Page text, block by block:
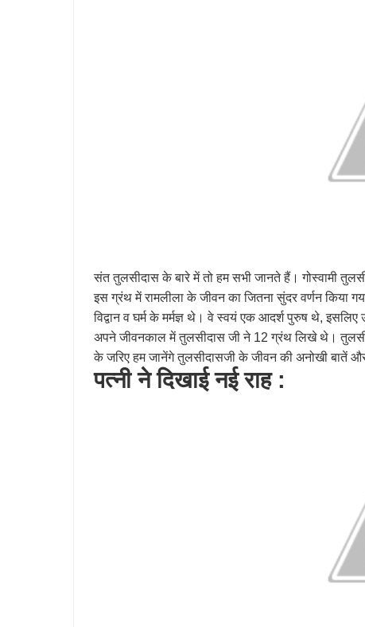
संत तुलसीदास के बारे में तो हम सभी जानते हैं। गोस्वामी
इस ग्रंथ में रामलीला के जीवन का जितना सुंदर वर्णन किया
विद्वान व घर्म के मर्मज्ञ थे। वे स्वयं एक आदर्श पुरुष थे,
अपने जीवनकाल में तुलसीदास जी ने 12 ग्रंथ लिखे थे।
के जरिए हम जानेंगे तुलसीदासजी के जीवन की अनोखी बातें
पत्नी ने दिखाई नई राह :